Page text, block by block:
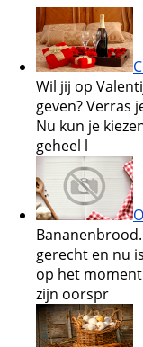
Wil jij op
geven? Verras
Nu kun je
geheel l
gerecht en nu
op het
zijn oorspr